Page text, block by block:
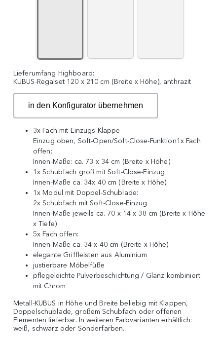
Lieferumfang Highboard:
KUBUS-Regalset 120 x 210 cm (Breite x Höhe), anthrazit
in den Konfigurator übernehmen
3x Fach mit Einzugs-Klappe
Einzug oben, Soft-Open/Soft-Close-Funktion1x Fach
offen:
Innen-Maße: ca. 73 x 34 cm (Breite x Höhe)
1x Schubfach groß mit Soft-Close-Einzug
Innen-Maße ca. 34x 40 cm (Breite x Höhe)
1x Modul mit Doppel-Schublade:
2x Schubfach mit Soft-Close-Einzug
Innen-Maße jeweils ca. 70 x 14 x 38 cm (Breite x Höhe
x Tiefe)
5x Fach offen:
Innen-Maße ca. 34 x 40 cm (Breite x Höhe)
elegante Griffleisten aus Aluminium
justierbare Möbelfüße
pflegeleichte Pulverbeschichtung / Glanz kombiniert
mit Chrom
Metall-KUBUS in Höhe und Breite beliebig mit Klappen,
Doppelschublade, großem Schubfach oder offenen
Elementen lieferbar. In weiteren Farbvarianten erhältlich:
weiß, schwarz oder Sonderfarben.